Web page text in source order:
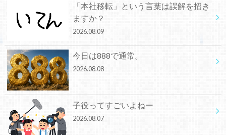
「本社移転」という言葉は誤解を招き
ますか？
2026.08.09
今日は888で通常。
2026.08.08
子役ってすごいよねー
2026.08.07